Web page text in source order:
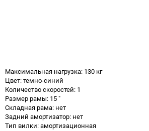
Максимальная нагрузка: 130 кг
Цвет: темно-синий
Количество скоростей: 1
Размер рамы: 15 "
Складная рама: нет
Задний амортизатор: нет
Тип вилки: амортизационная